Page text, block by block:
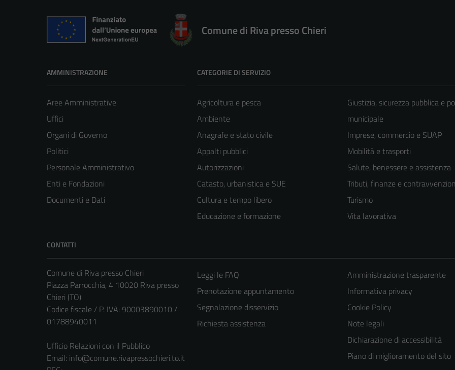
Comune di Riva presso Chieri
AMMINISTRAZIONE
Aree Amministrative
Uffici
Organi di Governo
Politici
Personale Amministrativo
Enti e Fondazioni
Documenti e Dati
CATEGORIE DI SERVIZIO
Agricoltura e pesca
Ambiente
Anagrafe e stato civile
Appalti pubblici
Autorizzazioni
Catasto, urbanistica e SUE
Cultura e tempo libero
Educazione e formazione
Giustizia, sicurezza pubblica e
municipale
Imprese, commercio e SUAP
Mobilità e trasporti
Salute, benessere e assistenza
Tributi, finanze e
Turismo
Vita lavorativa
CONTATTI
Comune di Riva presso Chieri
Piazza Parrocchia, 4 10020 Riva presso
Chieri (TO)
Codice fiscale / P. IVA: 90003890010 /
01788940011
Ufficio Relazioni con il Pubblico
Email: info@comune.rivapressochieri.to.it
Leggi le FAQ
Prenotazione appuntamento
Segnalazione disservizio
Richiesta assistenza
Amministrazione trasparente
Informativa privacy
Cookie Policy
Note legali
Dichiarazione di accessibilità
Piano di miglioramento del sito
Tecnici
Questi cookie
sono necessari